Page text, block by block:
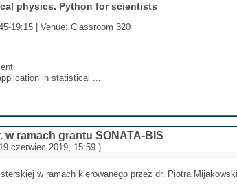
physics. Python for scientists
19:15 | Venue: Classroom 320
in statistical ...
ramach grantu SONATA-BIS
czerwiec 2019, 15:59 )
w ramach kierowanego przez dr. Piotra